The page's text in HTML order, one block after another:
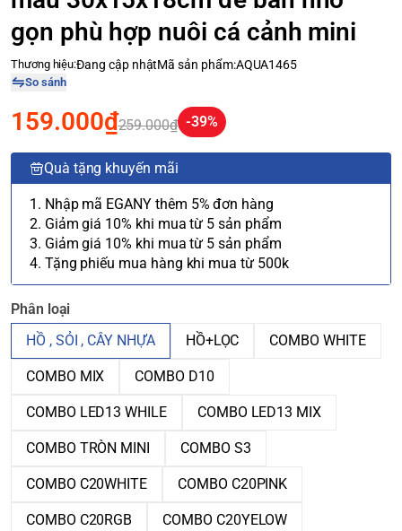
gọn phù hợp nuôi cá cảnh mini
Thương hiệu:Đang cập nhậtMã sản phẩm:AQUA1465
So sánh
159.000₫259.000₫ -39%
Quà tặng khuyến mãi
1. Nhập mã EGANY thêm 5% đơn hàng
2. Giảm giá 10% khi mua từ 5 sản phẩm
3. Giảm giá 10% khi mua từ 5 sản phẩm
4. Tặng phiếu mua hàng khi mua từ 500k
Phân loại
HỒ , SỎI , CÂY NHỰA
HỒ+LỌC COMBO WHITE
COMBO MIX COMBO D10
COMBO LED13 WHILE COMBO LED13 MIX
COMBO TRÒN MINI COMBO S3
COMBO C20WHITE COMBO C20PINK
COMBO C20RGB COMBO C20YELOW